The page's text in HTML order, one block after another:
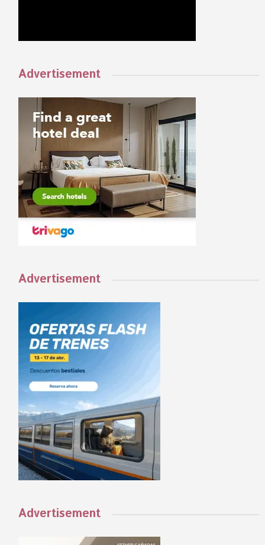
Advertisement
Advertisement
Advertisement